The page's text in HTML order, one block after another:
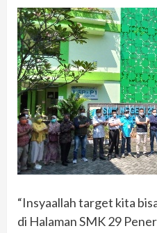
“Insyaallah target kita
di Halaman SMK 29